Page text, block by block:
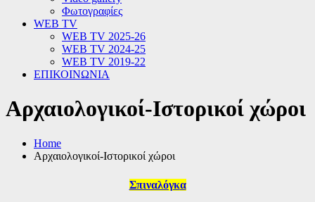
Φωτογραφίες
WEB TV
WEB TV 2025-26
WEB TV 2024-25
WEB TV 2019-22
ΕΠΙΚΟΙΝΩΝΙΑ
Αρχαιολογικοί-Ιστορικοί χώροι
Home
Αρχαιολογικοί-Ιστορικοί χώροι
Σπιναλόγκα